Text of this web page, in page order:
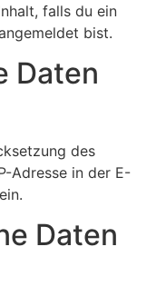
falls du ein
bist.
Daten
des
Adresse in der E-
Daten